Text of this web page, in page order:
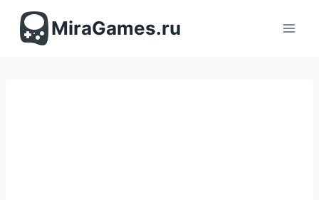
содержимомуMiraGames.ru